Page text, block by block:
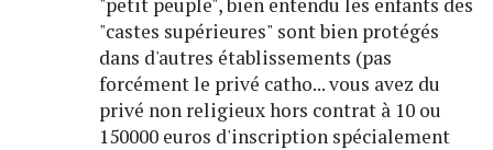
"petit peuple", bien entendu les enfants des
"castes supérieures" sont bien protégés
dans d'autres établissements (pas
forcément le privé catho... vous avez du
privé non religieux hors contrat à 10 ou
150000 euros d'inscription spécialement